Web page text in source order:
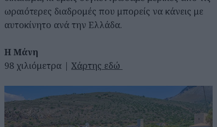
ωραιότερες διαδρομές που μπορείς να κάνεις με
αυτοκίνητο ανά την Ελλάδα.
Η Μάνη
98 χιλιόμετρα | Χάρτης εδώ